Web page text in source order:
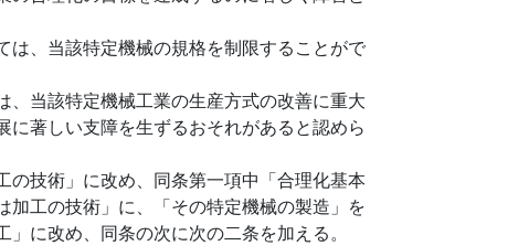
は、当該特定機械の規格を制限することがで
当該特定機械工業の生産方式の改善に重大
著しい支障を生ずるおそれがあると認めら
技術」に改め、同条第一項中「合理化基本
工の技術」に、「その特定機械の製造」を
に改め、同条の次に次の二条を加える。